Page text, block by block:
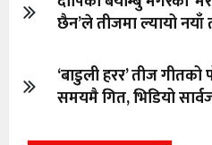
छैन’ले तीजमा ल्यायो नयाँ
‘बाडुली हरर’ तीज
समयमै गित, भिडियो